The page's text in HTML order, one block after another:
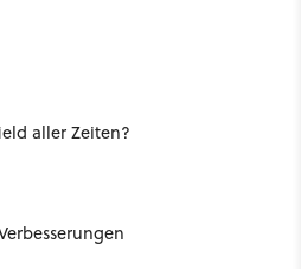
aller Zeiten?